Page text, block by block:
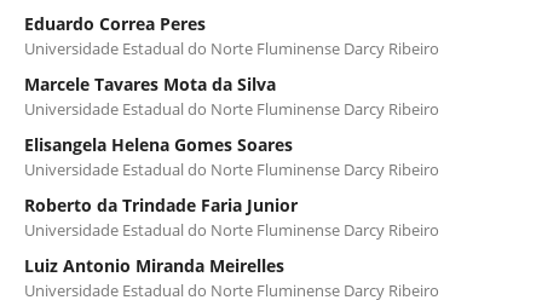
Eduardo Correa Peres
Universidade Estadual do Norte Fluminense Darcy Ribeiro
Marcele Tavares Mota da Silva
Universidade Estadual do Norte Fluminense Darcy Ribeiro
Elisangela Helena Gomes Soares
Universidade Estadual do Norte Fluminense Darcy Ribeiro
Roberto da Trindade Faria Junior
Universidade Estadual do Norte Fluminense Darcy Ribeiro
Luiz Antonio Miranda Meirelles
Universidade Estadual do Norte Fluminense Darcy Ribeiro